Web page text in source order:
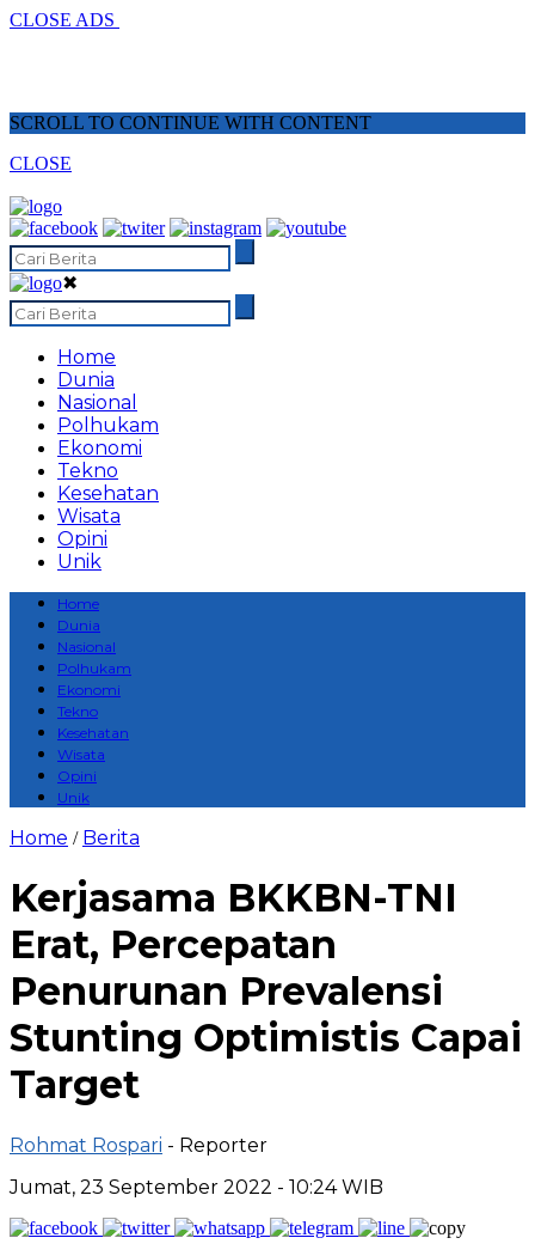
CLOSE ADS
SCROLL TO CONTINUE WITH CONTENT
CLOSE
✖
Home
Dunia
Nasional
Polhukam
Ekonomi
Tekno
Kesehatan
Wisata
Opini
Unik
Home
Dunia
Nasional
Polhukam
Ekonomi
Tekno
Kesehatan
Wisata
Opini
Unik
Home / Berita
Kerjasama BKKBN-TNI
Erat, Percepatan
Penurunan Prevalensi
Stunting Optimistis Capai
Target
Rohmat Rospari - Reporter
Jumat, 23 September 2022 - 10:24 WIB